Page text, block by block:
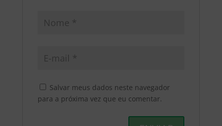
Salvar meus dados neste navegador
para a próxima vez que eu comentar.